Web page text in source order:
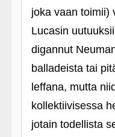
joka vaan toimii)
Lucasin
digannut
balladeista tai
leffana, mutta
kollektiivisessa
jotain todellista